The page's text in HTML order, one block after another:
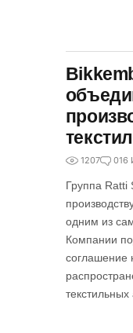
1207 016
Группа Ratti
одним из
Компании
соглашение